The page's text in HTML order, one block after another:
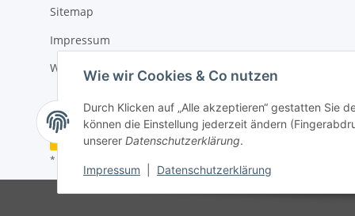
Wie wir Cookies & Co nutzen
Durch Klicken auf „Alle akzeptieren“ gestatten Sie
können die Einstellung jederzeit ändern
unserer Datenschutzerklärung.
Impressum Datenschutzerklärung
Sitemap
Impressum
Widerrufsrecht
Vertrag widerrufen
* Alle Preise inkl. gesetzlicher USt., zzgl.